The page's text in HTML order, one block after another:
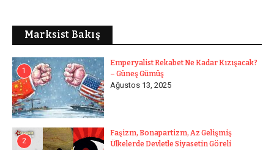
Marksist Bakış
1
Emperyalist Rekabet Ne Kadar Kızışacak?
– Güneş Gümüş
Ağustos 13, 2025
2
Faşizm, Bonapartizm, Az Gelişmiş
Ülkelerde Devletle Siyasetin Göreli